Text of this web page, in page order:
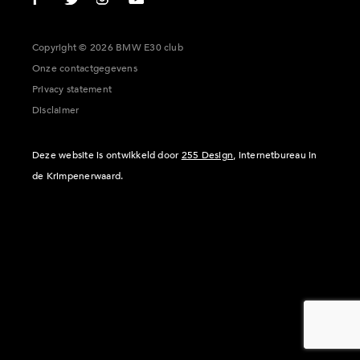
Copyright © 2026 BMW E30 club
Onze contactgegevens
Privacy statement
Disclaimer
Deze website is ontwikkeld door 255 Design, internetbureau in
de Krimpenerwaard.